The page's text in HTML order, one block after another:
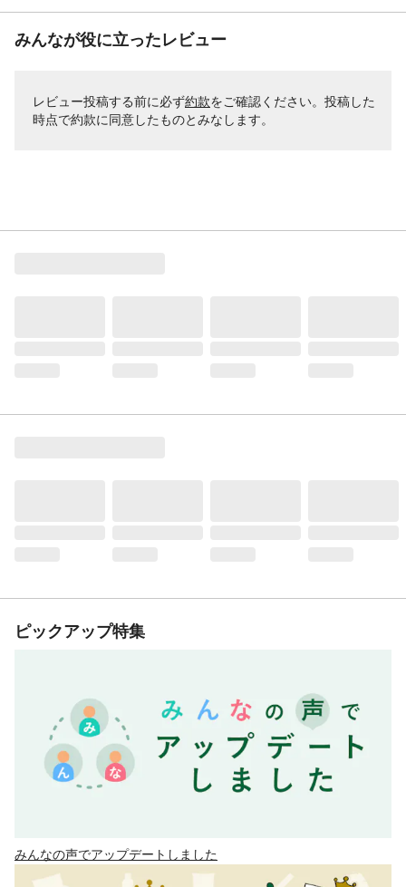
みんなが役に立ったレビュー
レビュー投稿する前に必ず約款をご確認ください。投稿した
時点で約款に同意したものとみなします。
ピックアップ特集
みんなの声でアップデートしました